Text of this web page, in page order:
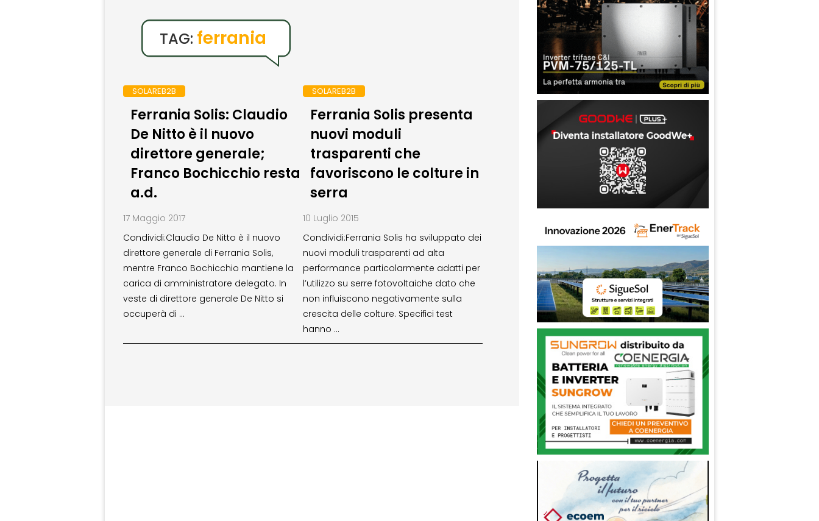
TAG: ferrania
SOLAREB2B
Ferrania Solis: Claudio
De Nitto è il nuovo
direttore generale;
Franco Bochicchio resta
a.d.
17 Maggio 2017
Condividi:Claudio De Nitto è il nuovo
direttore generale di Ferrania Solis,
mentre Franco Bochicchio mantiene la
carica di amministratore delegato. In
veste di direttore generale De Nitto si
occuperà di …
SOLAREB2B
Ferrania Solis presenta
nuovi moduli
trasparenti che
favoriscono le colture in
serra
10 Luglio 2015
Condividi:Ferrania Solis ha sviluppato dei
nuovi moduli trasparenti ad alta
performance particolarmente adatti per
l’utilizzo su serre fotovoltaiche dato che
non influiscono negativamente sulla
crescita delle colture. Specifici test
hanno …